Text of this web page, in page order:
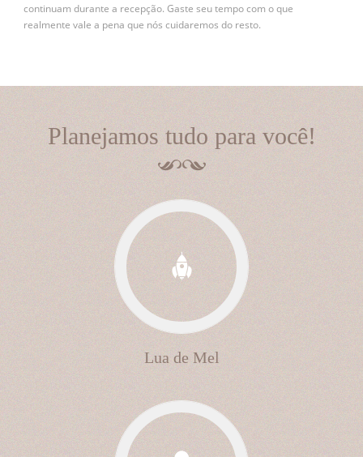
continuam durante a recepção. Gaste seu tempo com o que
realmente vale a pena que nós cuidaremos do resto.
Planejamos tudo para você!
Lua de Mel